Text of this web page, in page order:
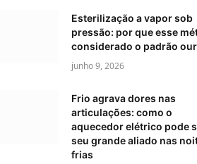
Esterilização a vapor sob
pressão: por que esse
considerado o padrão
junho 9, 2026
Frio agrava dores nas
articulações: como o
aquecedor elétrico pode
seu grande aliado nas
frias